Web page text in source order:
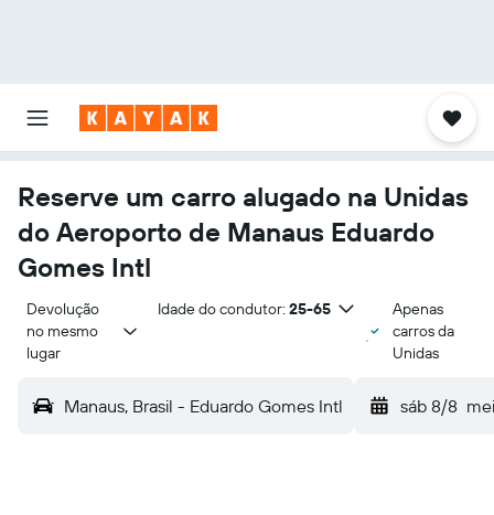
Reserve um carro alugado na Unidas
do Aeroporto de Manaus Eduardo
Gomes Intl
Devolução
no mesmo
lugar
Idade do condutor: 25-65
Apenas
carros da
Unidas
Manaus, Brasil - Eduardo Gomes Intl sáb 8/8